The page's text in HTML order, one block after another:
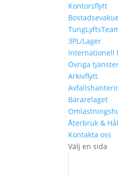
Kontorsflytt
3PL/Lager
Internationell
Övriga
Arkivflytt
Bärarelaget
Återbruk &
Kontakta oss
Välj en sida